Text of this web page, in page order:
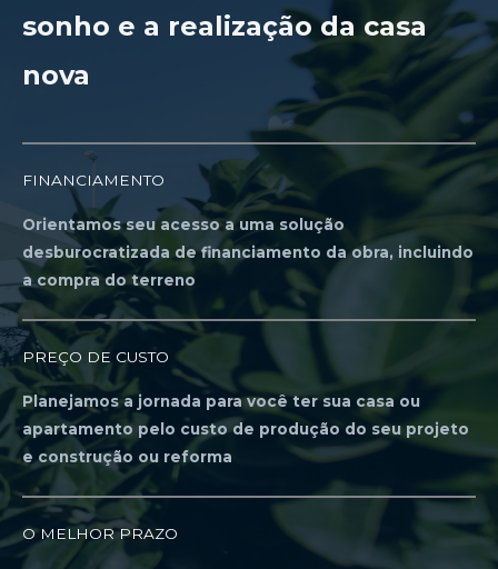
sonho e a realização da casa
nova
FINANCIAMENTO
Orientamos seu acesso a uma solução
desburocratizada de financiamento da obra, incluindo
a compra do terreno
PREÇO DE CUSTO
Planejamos a jornada para você ter sua casa ou
apartamento pelo custo de produção do seu projeto
e construção ou reforma
O MELHOR PRAZO